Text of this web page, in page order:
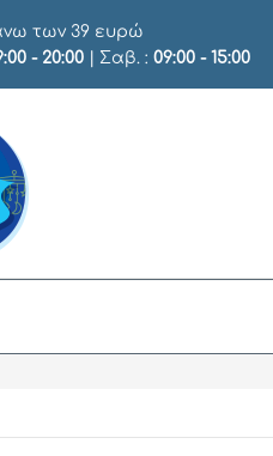
των 39 ευρώ
- 20:00 | Σαβ. : 09:00 - 15:00